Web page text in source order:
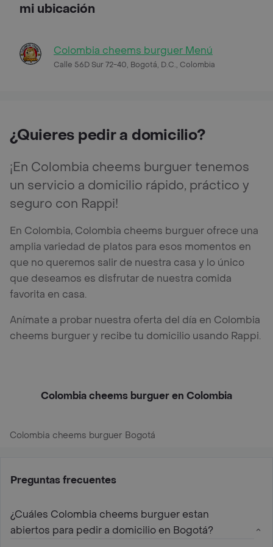
mi ubicación
Colombia cheems burguer Menú
Calle 56D Sur 72-40, Bogotá, D.C., Colombia
¿Quieres pedir a domicilio?
¡En Colombia cheems burguer tenemos
un servicio a domicilio rápido, práctico y
seguro con Rappi!
En Colombia, Colombia cheems burguer ofrece una
amplia variedad de platos para esos momentos en
que no queremos salir de nuestra casa y lo único
que deseamos es disfrutar de nuestra comida
favorita en casa.
Anímate a probar nuestra oferta del día en Colombia
cheems burguer y recibe tu domicilio usando Rappi.
Colombia cheems burguer en Colombia
Colombia cheems burguer Bogotá
Preguntas frecuentes
¿Cuáles Colombia cheems burguer estan
abiertos para pedir a domicilio en Bogotá?